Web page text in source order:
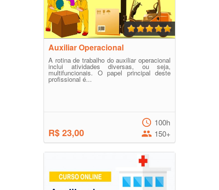
Auxiliar Operacional
A rotina de trabalho do auxiliar operacional
inclui atividades diversas, ou seja,
multifuncionais. O papel principal deste
profissional é...
R$ 23,00
100h
150+